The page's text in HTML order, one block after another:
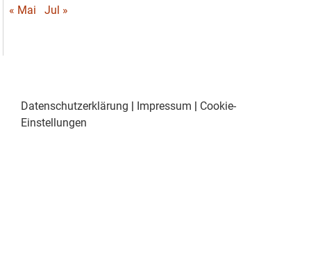
« Mai
Jul »
Datenschutzerklärung | Impressum | Cookie-
Einstellungen